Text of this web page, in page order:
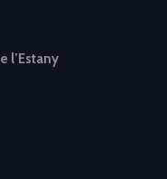
l’Estany